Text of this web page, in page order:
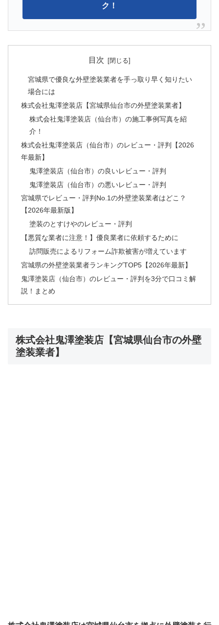
ク！
目次
宮城県で優良な外壁塗装業者を手っ取り早く知りたい
場合には
株式会社鬼澤塗装店【宮城県仙台市の外壁塗装業者】
株式会社鬼澤塗装店（仙台市）の施工事例写真を紹
介！
株式会社鬼澤塗装店（仙台市）のレビュー・評判【2026
年最新】
鬼澤塗装店（仙台市）の良いレビュー・評判
鬼澤塗装店（仙台市）の悪いレビュー・評判
宮城県でレビュー・評判No.1の外壁塗装業者はどこ？
【2026年最新版】
塗装のとすけやのレビュー・評判
【悪質な業者に注意！】優良業者に依頼するために
訪問販売によるリフォーム詐欺被害が増えています
宮城県の外壁塗装業者ランキングTOP5【2026年最新】
鬼澤塗装店（仙台市）のレビュー・評判を3分で口コミ解
説！まとめ
株式会社鬼澤塗装店【宮城県仙台市の外壁
塗装業者】